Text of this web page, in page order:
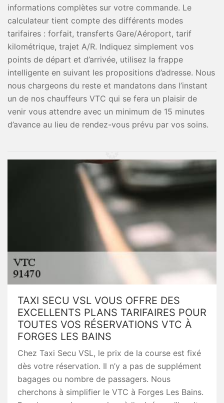
informations complètes sur votre commande. Le
calculateur tient compte des différents modes
tarifaires : forfait, transferts Gare/Aéroport, tarif
kilométrique, trajet A/R. Indiquez simplement vos
points de départ et d’arrivée, utilisez la frappe
intelligente en suivant les propositions d’adresse. Nous
nous chargeons du reste et mandatons dans l’instant
un de nos chauffeurs VTC qui se fera un plaisir de
venir vous attendre avec un minimum de 15 minutes
d’avance au lieu de rendez-vous prévu par vos soins.
TAXI SECU VSL VOUS OFFRE DES
EXCELLENTS PLANS TARIFAIRES POUR
TOUTES VOS RÉSERVATIONS VTC À
FORGES LES BAINS
Chez Taxi Secu VSL, le prix de la course est fixé
dès votre réservation. Il n’y a pas de supplément
bagages ou nombre de passagers. Nous
cherchons à simplifier le VTC à Forges Les Bains.